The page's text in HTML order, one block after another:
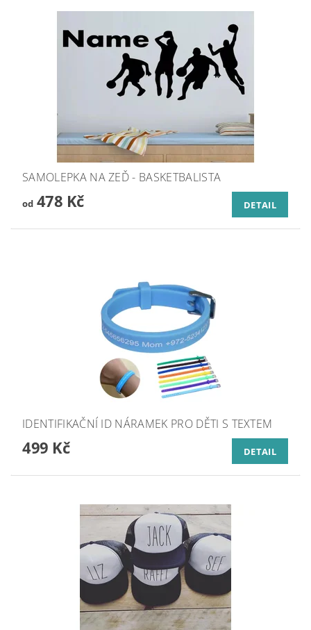
SAMOLEPKA NA ZEĎ - BASKETBALISTA
od478 Kč DETAIL
IDENTIFIKAČNÍ ID NÁRAMEK PRO DĚTI S TEXTEM
499 Kč DETAIL